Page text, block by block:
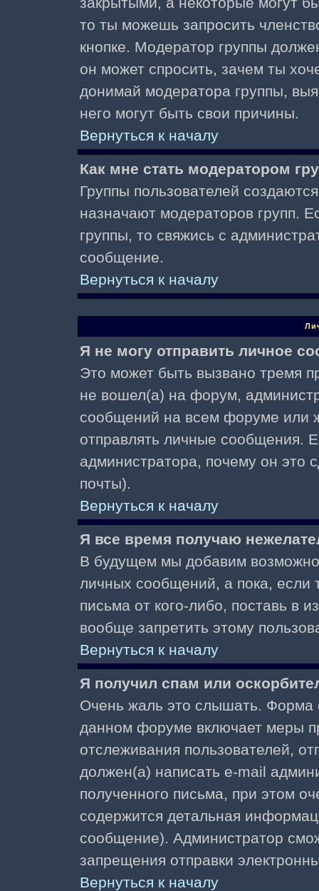
то ты можешь запросить
кнопке. Модератор группы
он может спросить, зачем ты
донимай модератора группы,
него могут быть свои причины.
Вернуться к началу
Как мне стать модератором
Группы пользователей
назначают модераторов групп.
группы, то свяжись с
сообщение.
Вернуться к началу
Я не могу отправить личное
Это может быть вызвано тремя
не вошел(а) на форум,
сообщений на всем форуме или
отправлять личные сообщения.
администратора, почему он это
почты).
Вернуться к началу
Я все время получаю
В будущем мы добавим
личных сообщений, а пока, если
письма от кого-либо, поставь в
вообще запретить этому
Вернуться к началу
Я получил спам или
Очень жаль это слышать. Форма
данном форуме включает меры
отслеживания пользователей,
должен(а) написать e-mail
полученного письма, при этом
содержится детальная
сообщение). Администратор
запрещения отправки
Вернуться к началу